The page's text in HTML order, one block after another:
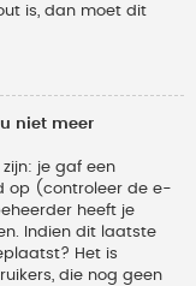
is, dan moet dit
niet meer
je gaf een
op (controleer de e-
heeft je
Indien dit laatste
Het is
die nog geen